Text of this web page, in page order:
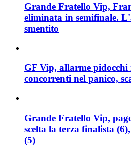
Grande Fratello Vip,
eliminata in semifinale.
smentito
GF Vip, allarme pidocchi
concorrenti nel panico,
Grande Fratello Vip,
scelta la terza finalista
(5)